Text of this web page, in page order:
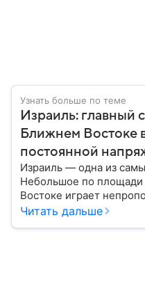
Узнать больше по теме
Израиль:
Ближнем Востоке
постоянной
Израиль — одна из
Небольшое по площади
Востоке играет
в международной
Читать дальше